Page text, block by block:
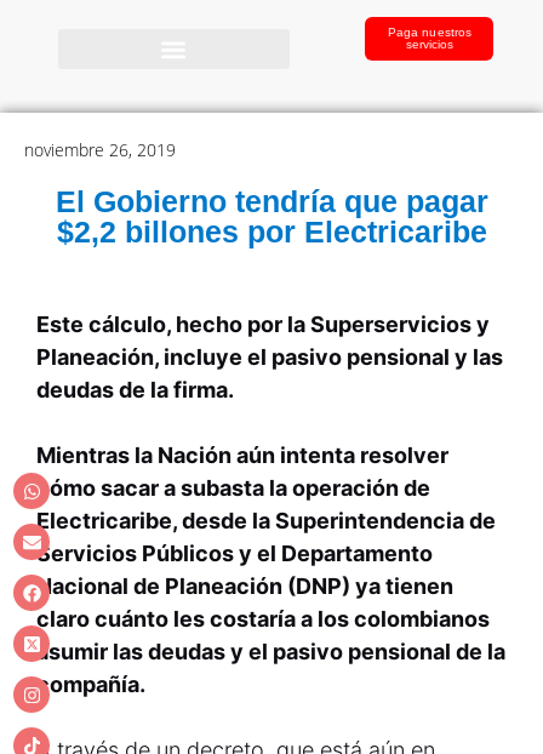
Paga nuestros
servicios
noviembre 26, 2019
El Gobierno tendría que pagar
$2,2 billones por Electricaribe
Este cálculo, hecho por la Superservicios y
Planeación, incluye el pasivo pensional y las
deudas de la firma.
Mientras la Nación aún intenta resolver
cómo sacar a subasta la operación de
Electricaribe, desde la Superintendencia de
Servicios Públicos y el Departamento
Nacional de Planeación (DNP) ya tienen
claro cuánto les costaría a los colombianos
asumir las deudas y el pasivo pensional de la
compañía.